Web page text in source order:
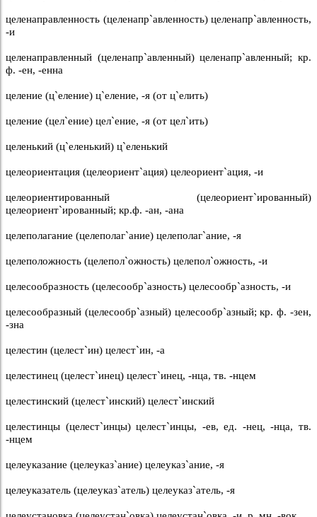
целенаправленность (целенапр`авленность) целенапр`авленность,
-и
целенаправленный (целенапр`авленный) целенапр`авленный; кр.
ф. -ен, -енна
целение (ц`еление) ц`еление, -я (от ц`елить)
целение (цел`ение) цел`ение, -я (от цел`ить)
целенький (ц`еленький) ц`еленький
целеориентация (целеориент`ация) целеориент`ация, -и
целеориентированный (целеориент`ированный)
целеориент`ированный; кр.ф. -ан, -ана
целеполагание (целеполаг`ание) целеполаг`ание, -я
целеположность (целепол`ожность) целепол`ожность, -и
целесообразность (целесообр`азность) целесообр`азность, -и
целесообразный (целесообр`азный) целесообр`азный; кр. ф. -зен,
-зна
целестин (целест`ин) целест`ин, -а
целестинец (целест`инец) целест`инец, -нца, тв. -нцем
целестинский (целест`инский) целест`инский
целестинцы (целест`инцы) целест`инцы, -ев, ед. -нец, -нца, тв.
-нцем
целеуказание (целеуказ`ание) целеуказ`ание, -я
целеуказатель (целеуказ`атель) целеуказ`атель, -я